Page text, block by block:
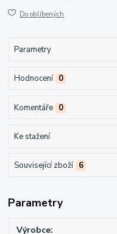
Do oblíbených
Parametry
Hodnocení 0
Komentáře 0
Ke stažení
Související zboží 6
Parametry
Výrobce